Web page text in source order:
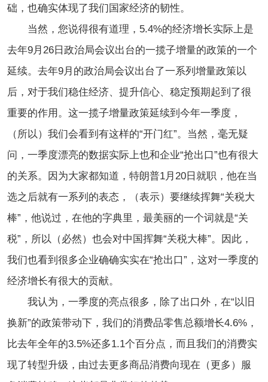
础，也确实体现了我们国家经济的韧性。
当然，您说得很有道理，5.4%的经济增长实际上是
去年9月26日政治局会议出台的一揽子增量的政策的一个
延续。去年9月的政治局会议出台了一系列增量政策以
后，对于我们稳住经济、提升信心、稳定预期起到了很
重要的作用。这一揽子增量政策延续到今年一季度，
（所以）我们会看到有这样的“开门红”。当然，毫无疑
问，一季度漂亮的数据实际上也和企业“抢出口”也有很大
的关系。因为大家都知道，特朗普1月20日就职，他在当
选之后就有一系列的表态，（表示）要继续挥舞“关税大
棒”，他说过，在他的字典里，最美丽的一个词就是“关
税”，所以（必然）也会对中国挥舞“关税大棒”。因此，
我们也看到很多企业确确实实在“抢出口”，这对一季度的
经济增长有很大的贡献。
我认为，一季度的亮点很多，除了出口外，在“以旧
换新”的政策带动下，我们的消费品零售总额增长4.6%，
比去年全年的3.5%还多1.1个百分点，而且我们的消费实
现了转型升级，由过去更多商品消费向现在（更多）服